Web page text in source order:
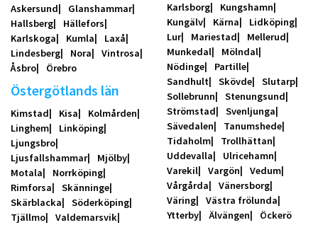
Askersund
Glanshammar
Hallsberg
Hällefors
Karlskoga
Kumla
Laxå
Lindesberg
Nora
Vintrosa
Åsbro
Örebro
Östergötlands län
Kimstad Kisa
Kolmården
Linghem
Linköping
Ljungsbro
Ljusfallshammar
Mjölby
Motala
Norrköping
Rimforsa
Skänninge
Skärblacka
Söderköping
Tjällmo
Valdemarsvik
Karlsborg
Kungshamn
Kungälv
Kärna
Lidköping
Lur
Mariestad
Mellerud
Munkedal
Mölndal
Nödinge
Partille
Sandhult
Skövde
Slutarp
Sollebrunn
Stenungsund
Strömstad
Svenljunga
Sävedalen
Tanumshede
Tidaholm
Trollhättan
Uddevalla
Ulricehamn
Varekil
Vargön
Vedum
Vårgårda
Vänersborg
Väring
Västra frölunda
Ytterby
Älvängen Öckerö